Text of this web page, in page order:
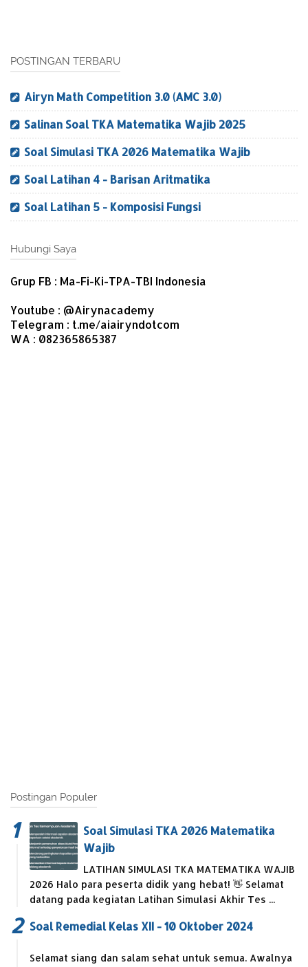
POSTINGAN TERBARU
Airyn Math Competition 3.0 (AMC 3.0)
Salinan Soal TKA Matematika Wajib 2025
Soal Simulasi TKA 2026 Matematika Wajib
Soal Latihan 4 - Barisan Aritmatika
Soal Latihan 5 - Komposisi Fungsi
Hubungi Saya
Grup FB : Ma-Fi-Ki-TPA-TBI Indonesia
Youtube : @Airynacademy
Telegram : t.me/aiairyndotcom
WA : 082365865387
Postingan Populer
Soal Simulasi TKA 2026 Matematika
Wajib
LATIHAN SIMULASI TKA MATEMATIKA WAJIB
2026 Halo para peserta didik yang hebat! 👋 Selamat
datang pada kegiatan Latihan Simulasi Akhir Tes ...
Soal Remedial Kelas XII - 10 Oktober 2024
Selamat siang dan salam sehat untuk semua. Awalnya